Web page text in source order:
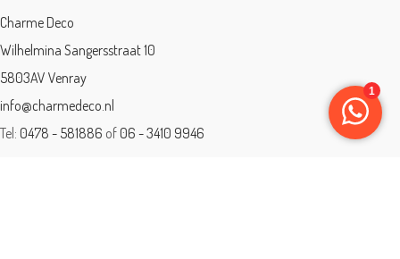
Charme Deco
Wilhelmina Sangersstraat 10
5803AV Venray
info@charmedeco.nl
Tel: 0478 - 581886 of 06 - 3410 9946